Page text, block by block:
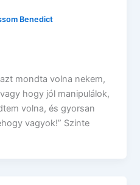
Benedict
mondta volna nekem,
hogy jól manipulálok,
volna, és gyorsan
vagyok!” Szinte